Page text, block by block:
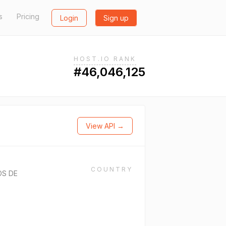
Pricing Login Sign up
HOST.IO RANK
#46,046,125
View API →
DE
COUNTRY